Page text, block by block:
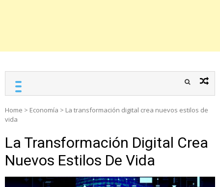
Home > Economía > La transformación digital crea nuevos estilos de
vida
La Transformación Digital Crea
Nuevos Estilos De Vida